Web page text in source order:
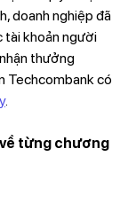
doanh nghiệp đã
tài khoản người
thưởng
Techcombank có
.
từng chương